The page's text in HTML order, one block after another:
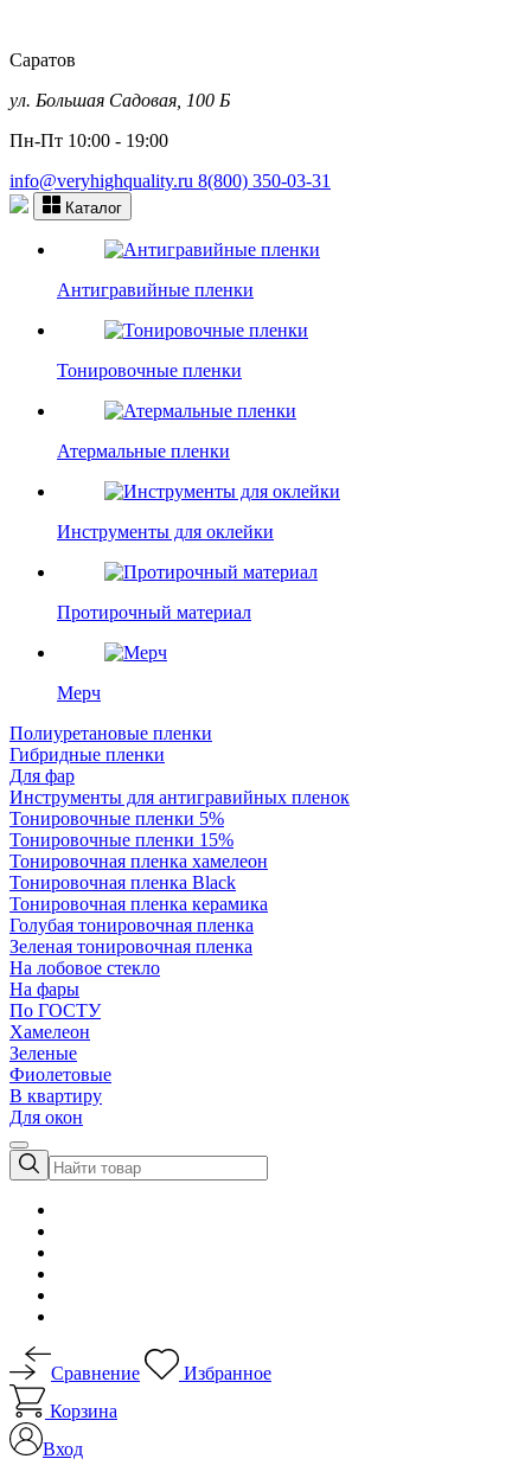
Саратов
ул. Большая Садовая, 100 Б
Пн-Пт 10:00 - 19:00
info@veryhighquality.ru 8(800) 350-03-31
Каталог
Антигравийные пленки
Тонировочные пленки
Атермальные пленки
Инструменты для оклейки
Протирочный материал
Мерч
Полиуретановые пленки
Гибридные пленки
Для фар
Инструменты для антигравийных пленок
Тонировочные пленки 5%
Тонировочные пленки 15%
Тонировочная пленка хамелеон
Тонировочная пленка Black
Тонировочная пленка керамика
Голубая тонировочная пленка
Зеленая тонировочная пленка
На лобовое стекло
На фары
По ГОСТУ
Хамелеон
Зеленые
Фиолетовые
В квартиру
Для окон
Сравнение
Избранное
Корзина
Вход